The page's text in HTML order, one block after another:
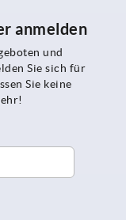
anmelden
und
Sie sich für
Sie keine